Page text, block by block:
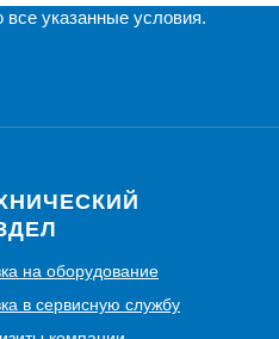
все указанные условия.
на оборудование
в сервисную службу